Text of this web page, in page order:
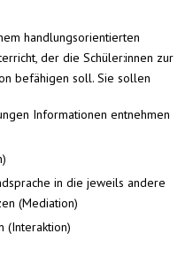
handlungsorientierten
der die Schüler:innen zur
befähigen soll. Sie sollen
Informationen entnehmen
in die jeweils andere
(Mediation)
(Interaktion)